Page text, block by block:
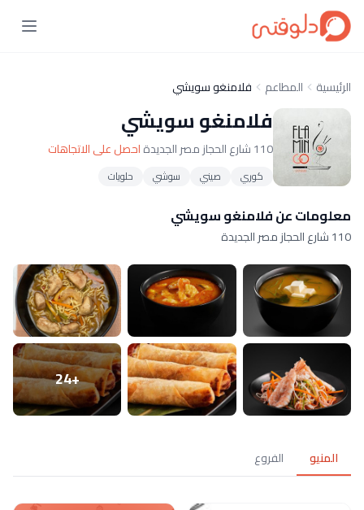
الرئيسية المطاعم فلامنغو سويشي
فلامنغو سويشي
110 شارع الحجاز مصر الجديدة احصل على الاتجاهات
كوري صيني سوشي حلويات
معلومات عن فلامنغو سويشي
110 شارع الحجاز مصر الجديدة
+24
المنيو الفروع